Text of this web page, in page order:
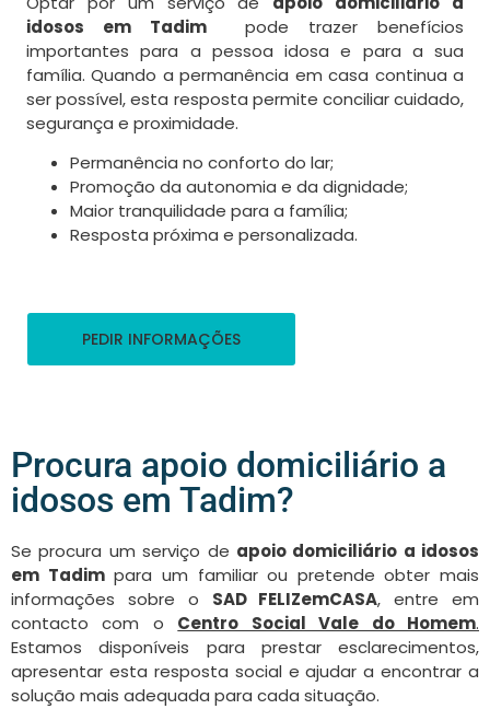
idosos em Tadim
pode trazer benefícios
importantes para a pessoa idosa e para a sua
família. Quando a permanência em casa continua a
ser possível, esta resposta permite conciliar cuidado,
segurança e proximidade.
Permanência no conforto do lar;
Promoção da autonomia e da dignidade;
Maior tranquilidade para a família;
Resposta próxima e personalizada.
PEDIR INFORMAÇÕES
Procura apoio domiciliário a
idosos em Tadim?
Se procura um serviço de apoio domiciliário a idosos
em Tadimpara um familiar ou pretende obter mais
informações sobre o SAD FELIZemCASA, entre em
contacto com o Centro Social Vale do Homem.
Estamos disponíveis para prestar esclarecimentos,
apresentar esta resposta social e ajudar a encontrar a
solução mais adequada para cada situação.